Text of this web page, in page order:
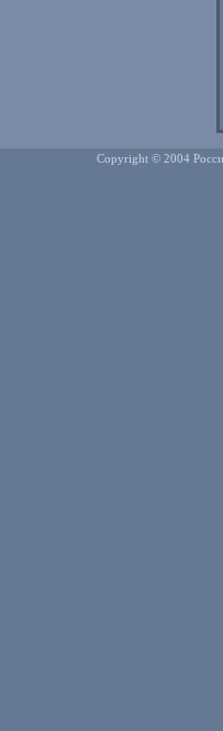
Copyright © 2004